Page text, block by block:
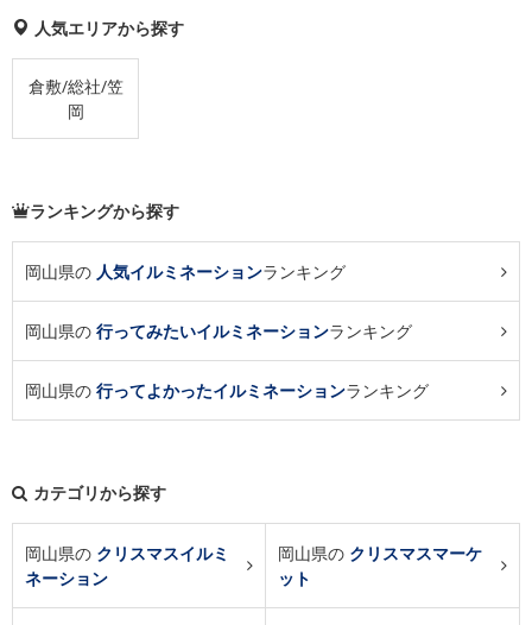
人気エリアから探す
倉敷/総社/笠
岡
ランキングから探す
岡山県の 人気イルミネーションランキング
岡山県の 行ってみたいイルミネーションランキング
岡山県の 行ってよかったイルミネーションランキング
カテゴリから探す
岡山県の クリスマスイルミ
ネーション
岡山県の クリスマスマーケ
ット